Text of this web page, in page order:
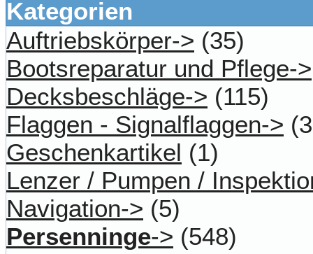
Kategorien
Auftriebskörper-> (35)
Bootsreparatur und Pflege->
Decksbeschläge-> (115)
Flaggen - Signalflaggen->
Geschenkartikel (1)
Lenzer / Pumpen /
Navigation-> (5)
Persenninge-> (548)